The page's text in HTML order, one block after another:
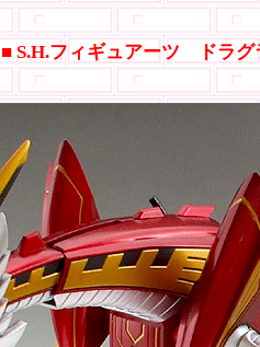
■ S.H.フィギュアーツ ドラグ